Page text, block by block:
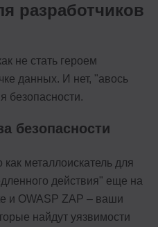
разработчиков
не стать героем
данных. И нет, "авось
безопасности.
безопасности
металлоискатель для
действия" еще на
и OWASP ZAP – ваши
найдут уязвимости